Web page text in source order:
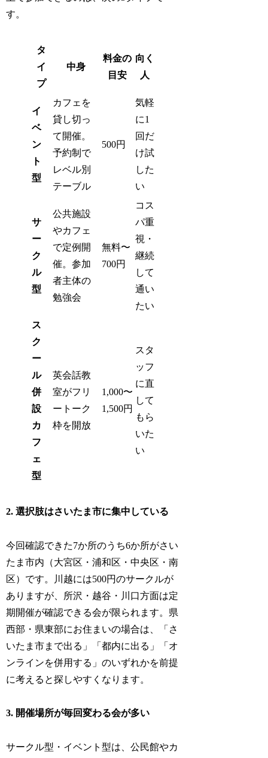
す。
タ
イ
プ
中身
料金の
目安
向く
人
イ
ベ
ン
ト
型
カフェを
貸し切っ
て開催。
予約制で
レベル別
テーブル
500円
気軽
に1
回だ
け試
した
い
サ
ー
ク
ル
型
公共施設
やカフェ
で定例開
催。参加
者主体の
勉強会
無料〜
700円
コス
パ重
視・
継続
して
通い
たい
ス
ク
ー
ル
併
設
カ
フ
ェ
型
英会話教
室がフリ
ートーク
枠を開放
1,000〜
1,500円
スタ
ッフ
に直
して
もら
いた
い
2. 選択肢はさいたま市に集中している
今回確認できた7か所のうち6か所がさい
たま市内（大宮区・浦和区・中央区・南
区）です。川越には500円のサークルが
ありますが、所沢・越谷・川口方面は定
期開催が確認できる会が限られます。県
西部・県東部にお住まいの場合は、「さ
いたま市まで出る」「都内に出る」「オ
ンラインを併用する」のいずれかを前提
に考えると探しやすくなります。
3. 開催場所が毎回変わる会が多い
サークル型・イベント型は、公民館やカ